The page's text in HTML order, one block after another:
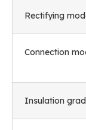
Rectifying
Connection
Insulation